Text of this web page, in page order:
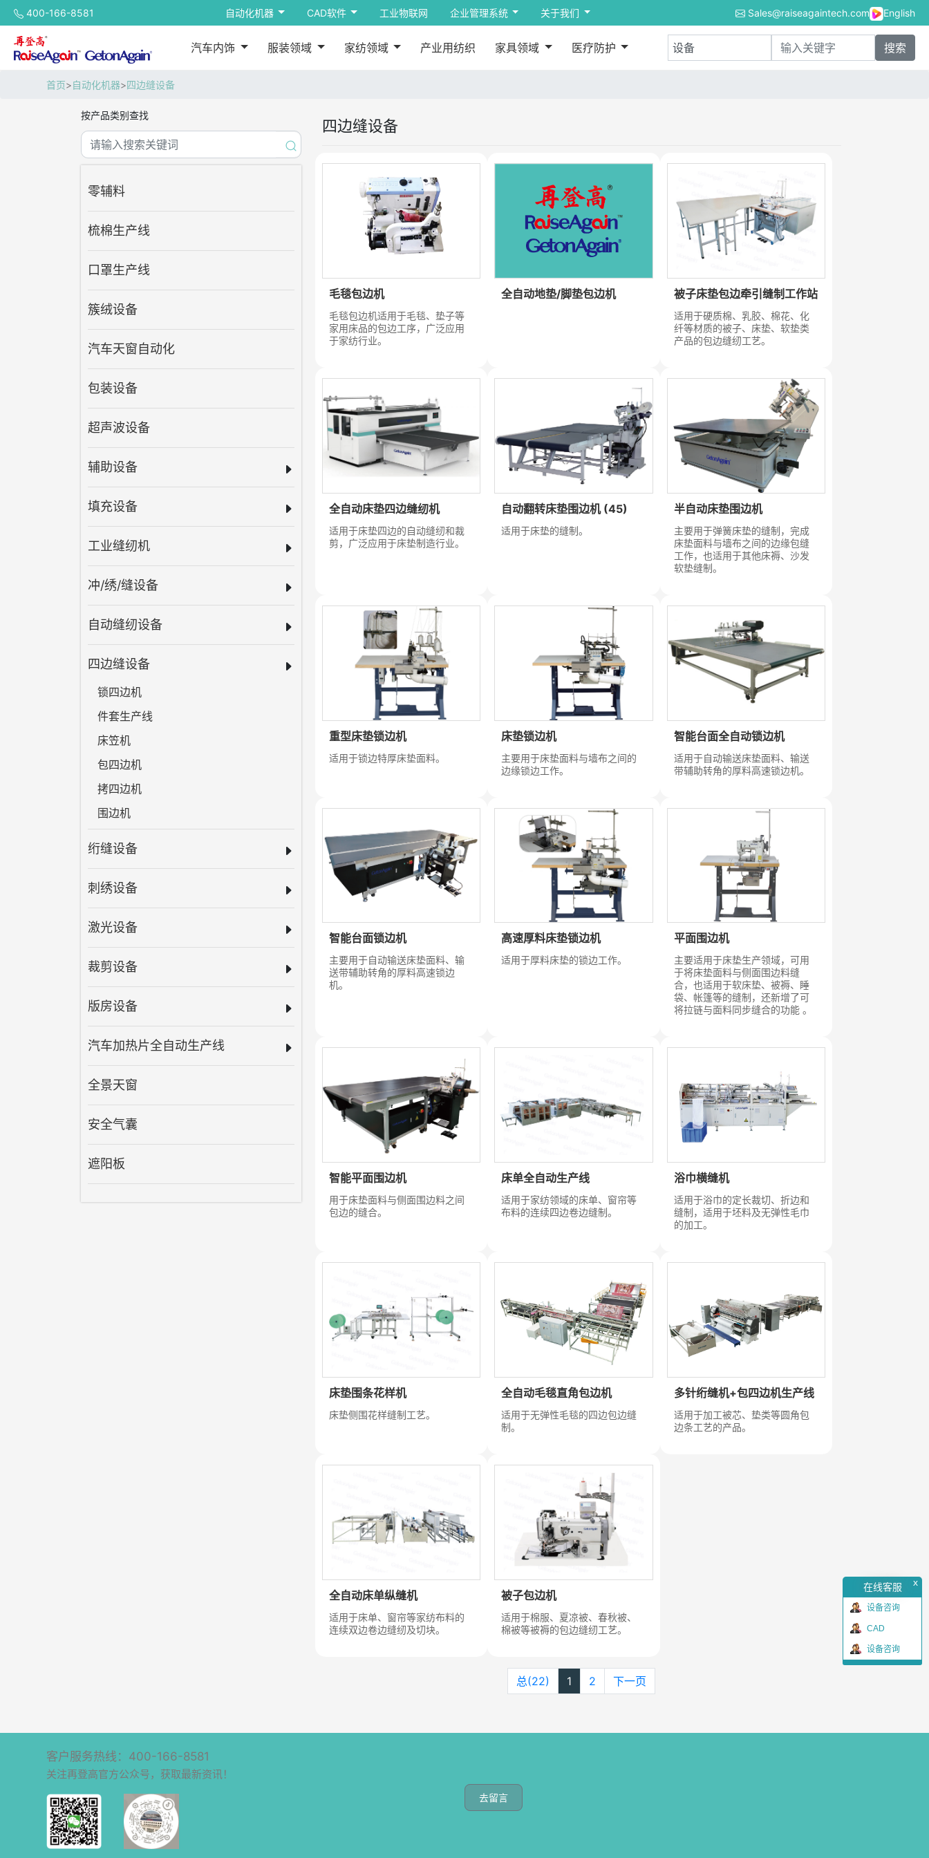
在线客服 x
设备咨询
CAD
设备咨询
400-166-8581 自动化机器 CAD软件 工业物联网 企业管理系统 关于我们 Sales@raiseagaintech.com English
汽车内饰 服装领域 家纺领域 产业用纺织 家具领域 医疗防护
首页>自动化机器>四边缝设备
按产品类别查找
零辅料
梳棉生产线
口罩生产线
簇绒设备
汽车天窗自动化
包装设备
超声波设备
辅助设备
填充设备
工业缝纫机
冲/绣/缝设备
自动缝纫设备
四边缝设备
锁四边机
件套生产线
床笠机
包四边机
拷四边机
围边机
绗缝设备
刺绣设备
激光设备
裁剪设备
版房设备
汽车加热片全自动生产线
全景天窗
安全气囊
遮阳板
四边缝设备
毛毯包边机
毛毯包边机适用于毛毯、垫子等
家用床品的包边工序，广泛应用
于家纺行业。
全自动地垫/脚垫包边机 被子床垫包边牵引缝制工作站
适用于硬质棉、乳胶、棉花、化
纤等材质的被子、床垫、软垫类
产品的包边缝纫工艺。
全自动床垫四边缝纫机
适用于床垫四边的自动缝纫和裁
剪，广泛应用于床垫制造行业。
自动翻转床垫围边机 (45)
适用于床垫的缝制。
半自动床垫围边机
主要用于弹簧床垫的缝制，完成
床垫面料与墙布之间的边缘包缝
工作，也适用于其他床褥、沙发
软垫缝制。
重型床垫锁边机
适用于锁边特厚床垫面料。
床垫锁边机
主要用于床垫面料与墙布之间的
边缘锁边工作。
智能台面全自动锁边机
适用于自动输送床垫面料、输送
带辅助转角的厚料高速锁边机。
智能台面锁边机
主要用于自动输送床垫面料、输
送带辅助转角的厚料高速锁边
机。
高速厚料床垫锁边机
适用于厚料床垫的锁边工作。
平面围边机
主要适用于床垫生产领域，可用
于将床垫面料与侧面围边料缝
合，也适用于软床垫、被褥、睡
袋、帐篷等的缝制，还新增了可
将拉链与面料同步缝合的功能 。
智能平面围边机
用于床垫面料与侧面围边料之间
包边的缝合。
床单全自动生产线
适用于家纺领域的床单、窗帘等
布料的连续四边卷边缝制。
浴巾横缝机
适用于浴巾的定长裁切、折边和
缝制，适用于坯料及无弹性毛巾
的加工。
床垫围条花样机
床垫侧围花样缝制工艺。
全自动毛毯直角包边机
适用于无弹性毛毯的四边包边缝
制。
多针绗缝机+包四边机生产线
适用于加工被芯、垫类等圆角包
边条工艺的产品。
全自动床单纵缝机
适用于床单、窗帘等家纺布料的
连续双边卷边缝纫及切块。
被子包边机
适用于棉服、夏凉被、春秋被、
棉被等被褥的包边缝纫工艺。
总(22) 1 2 下一页
客户服务热线：400-166-8581
关注再登高官方公众号，获取最新资讯！
去留言